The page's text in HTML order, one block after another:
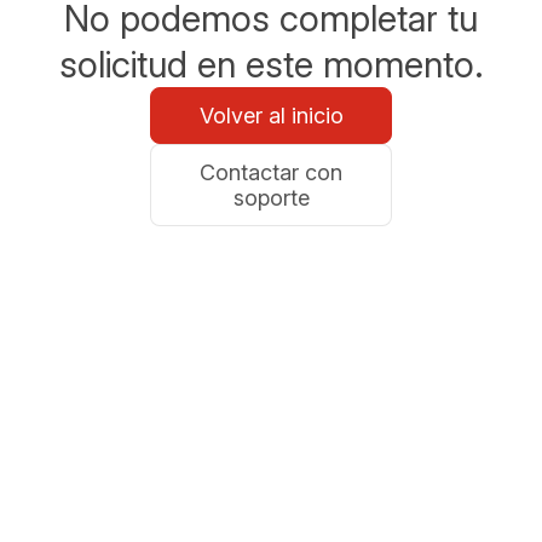
No podemos completar tu
solicitud en este momento.
Volver al inicio
Contactar con
soporte